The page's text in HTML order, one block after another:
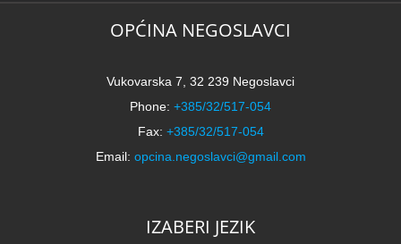
OPĆINA NEGOSLAVCI
Vukovarska 7, 32 239 Negoslavci
Phone: +385/32/517-054
Fax: +385/32/517-054
Email: opcina.negoslavci@gmail.com
IZABERI JEZIK